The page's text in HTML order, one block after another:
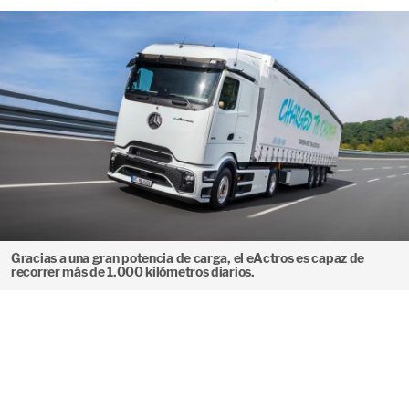
Gracias a una gran potencia de carga, el eActros es capaz de
recorrer más de 1.000 kilómetros diarios.